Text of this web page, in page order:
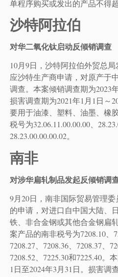
单程序购买或发出的产品不得超
沙特阿拉伯
对华二氧化钛启动反倾销调查
10月9日，沙特阿拉伯外贸总
应沙特生产商申请，对原产于
调查。本案倾销调查期为2023
损害调查期为2021年1月1日～
要用于油漆、塑料、油墨、橡
税号为32.06.11.00.00.00、
28.23.00.00.00.02。
南非
对涉华扁轧制品发起反倾销调
9月20日，南非国际贸易管理
的申请，对进口自中国大陆、
铁、非合金钢或其他合金钢扁
案产品的南非税号为7208.10、
7208.27、7208.36、7208.37、
7208.52、7225.30和7225.40。
1日至2024年3月31日。损害调